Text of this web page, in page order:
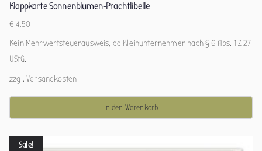
Klappkarte Sonnenblumen-Prachtlibelle
€ 4,50
Kein Mehrwertsteuerausweis, da Kleinunternehmer nach § 6 Abs. 1 Z 27
UStG.
zzgl.Versandkosten
In den Warenkorb
Sale!